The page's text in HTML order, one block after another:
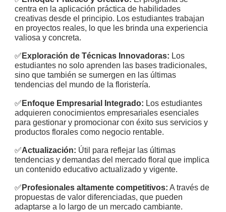
centra en la aplicación práctica de habilidades
creativas desde el principio. Los estudiantes trabajan
en proyectos reales, lo que les brinda una experiencia
valiosa y concreta.
✅ Exploración de Técnicas Innovadoras: Los
estudiantes no solo aprenden las bases tradicionales,
sino que también se sumergen en las últimas
tendencias del mundo de la floristería.
✅ Enfoque Empresarial Integrado: Los estudiantes
adquieren conocimientos empresariales esenciales
para gestionar y promocionar con éxito sus servicios y
productos florales como negocio rentable.
✅Actualización: Útil para reflejar las últimas
tendencias y demandas del mercado floral que implica
un contenido educativo actualizado y vigente.
✅ Profesionales altamente competitivos: A través de
propuestas de valor diferenciadas, que pueden
adaptarse a lo largo de un mercado cambiante.